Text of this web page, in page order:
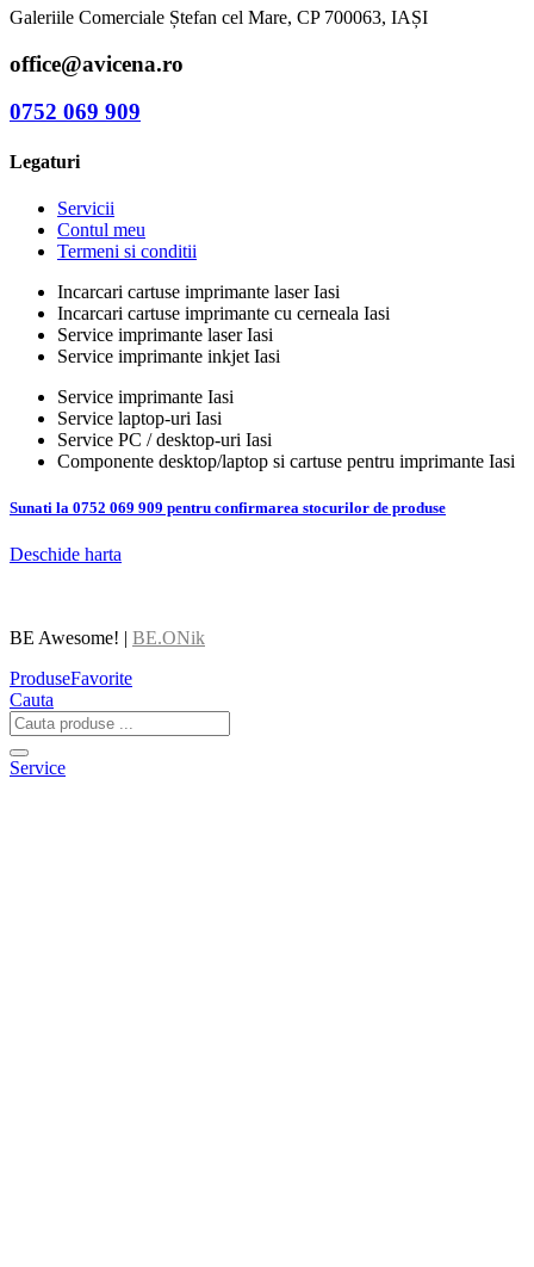
Galeriile Comerciale Ștefan cel Mare, CP 700063, IAȘI
office@avicena.ro
0752 069 909
Legaturi
Servicii
Contul meu
Termeni si conditii
Incarcari cartuse imprimante laser Iasi
Incarcari cartuse imprimante cu cerneala Iasi
Service imprimante laser Iasi
Service imprimante inkjet Iasi
Service imprimante Iasi
Service laptop-uri Iasi
Service PC / desktop-uri Iasi
Componente desktop/laptop si cartuse pentru imprimante Iasi
Sunati la 0752 069 909 pentru confirmarea stocurilor de produse
Deschide harta
BE Awesome! | BE.ONik
ProduseFavorite
Cauta
Service